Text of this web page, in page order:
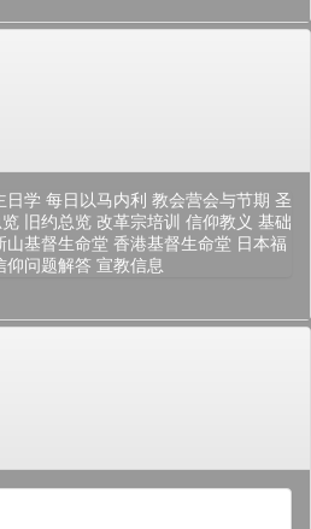
日学 每日以马内利 教会营会与节期 圣
旧约总览 改革宗培训 信仰教义 基础
山基督生命堂 香港基督生命堂 日本福
仰问题解答 宣教信息